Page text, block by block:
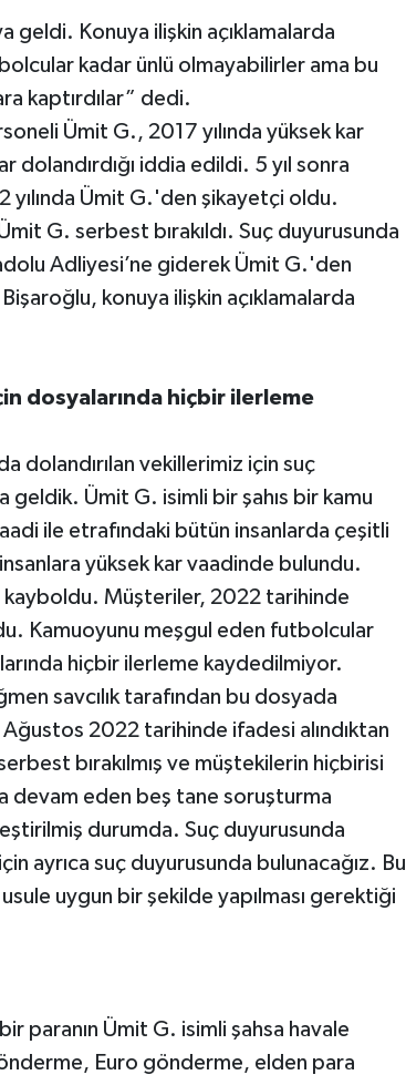
geldi. Konuya ilişkin açıklamalarda
kadar ünlü olmayabilirler ama bu
kaptırdılar” dedi.
Ümit G., 2017 yılında yüksek kar
dolandırdığı iddia edildi. 5 yıl sonra
yılında Ümit G.'den şikayetçi oldu.
G. serbest bırakıldı. Suç duyurusunda
Adliyesi’ne giderek Ümit G.'den
konuya ilişkin açıklamalarda
dosyalarında hiçbir ilerleme
dolandırılan vekillerimiz için suç
geldik. Ümit G. isimli bir şahıs bir kamu
ile etrafındaki bütün insanlarda çeşitli
yüksek kar vaadinde bulundu.
kayboldu. Müşteriler, 2022 tarihinde
Kamuoyunu meşgul eden futbolcular
hiçbir ilerleme kaydedilmiyor.
savcılık tarafından bu dosyada
2022 tarihinde ifadesi alındıktan
bırakılmış ve müştekilerin hiçbirisi
devam eden beş tane soruşturma
durumda. Suç duyurusunda
ayrıca suç duyurusunda bulunacağız. Bu
uygun bir şekilde yapılması gerektiği
paranın Ümit G. isimli şahsa havale
Euro gönderme, elden para